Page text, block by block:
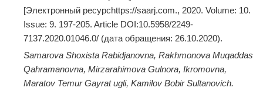
[Электронный ресурсhttps://saarj.com., 2020. Volume: 10.
Issue: 9. 197-205. Article DOI:10.5958/2249-
7137.2020.01046.0/ (дата обращения: 26.10.2020).
Samarova Shoxista Rabidjanovna, Rakhmonova Muqaddas
Qahramanovna, Mirzarahimova Gulnora, Ikromovna,
Maratov Temur Gayrat ugli, Kamilov Bobir Sultanovich.